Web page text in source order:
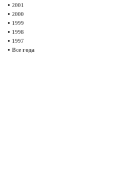
• 2001
• 2000
• 1999
• 1998
• 1997
• Все года